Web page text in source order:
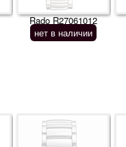
Rado R27061012
нет в наличии